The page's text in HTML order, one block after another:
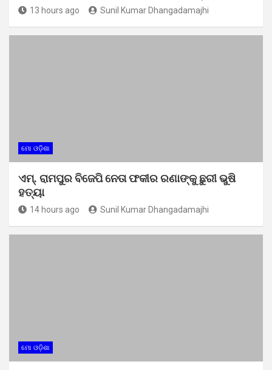
13 hours ago Sunil Kumar Dhangadamajhi
ମୋ ଓଡ଼ିଶା
ଏମ୍. ରାମପୁର ବିଜେପି ନେତା ଫକୀର ରଣାଙ୍କୁ ଛୁରୀ ଭୁଷି
ହତ୍ୟା
14 hours ago Sunil Kumar Dhangadamajhi
ମୋ ଓଡ଼ିଶା